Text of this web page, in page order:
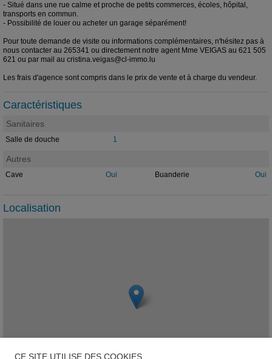
- Situé dans une rue calme et proche de petits commerces, écoles, hôpital,
transports en commun.
- Possibilité de louer ou acheter un garage séparément!
Pour toute demande de visite ou informations complémentaires, n'hésitez pas à
nous contacter au 265341 ou directement notre agent Mme VEIGAS au 621 505
621 ou par mail au cristina.veigas@cl-immo.lu
Les frais d'agence sont compris dans le prix de vente et à charge du vendeur.
Caractéristiques
Sanitaires
Salle de douche 1
Autres
Cave Oui Buanderie Oui
Localisation
CE SITE UTILISE DES COOKIES